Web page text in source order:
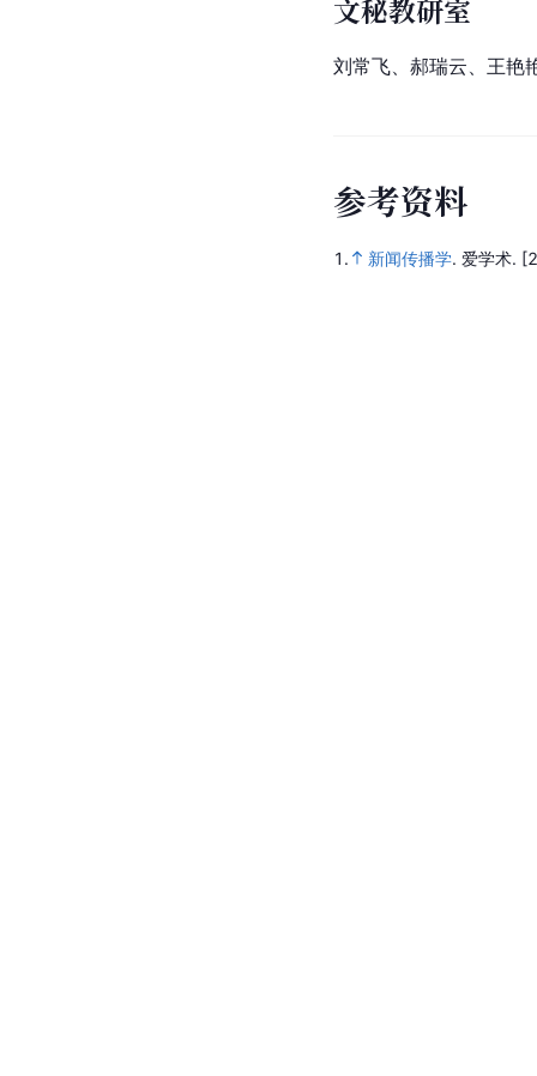
文秘教研室
刘常飞、郝瑞云、王艳
参考资料
1. 新闻传播学. 爱学术.